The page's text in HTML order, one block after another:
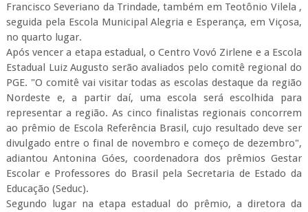
Francisco Severiano da Trindade, também em Teotônio Vilela ,
seguida pela Escola Municipal Alegria e Esperança, em Viçosa,
no quarto lugar.
Após vencer a etapa estadual, o Centro Vovó Zirlene e a Escola
Estadual Luiz Augusto serão avaliados pelo comitê regional do
PGE. "O comitê vai visitar todas as escolas destaque da região
Nordeste e, a partir daí, uma escola será escolhida para
representar a região. As cinco finalistas regionais concorrem
ao prêmio de Escola Referência Brasil, cujo resultado deve ser
divulgado entre o final de novembro e começo de dezembro",
adiantou Antonina Góes, coordenadora dos prêmios Gestar
Escolar e Professores do Brasil pela Secretaria de Estado da
Educação (Seduc).
Segundo lugar na etapa estadual do prêmio, a diretora da